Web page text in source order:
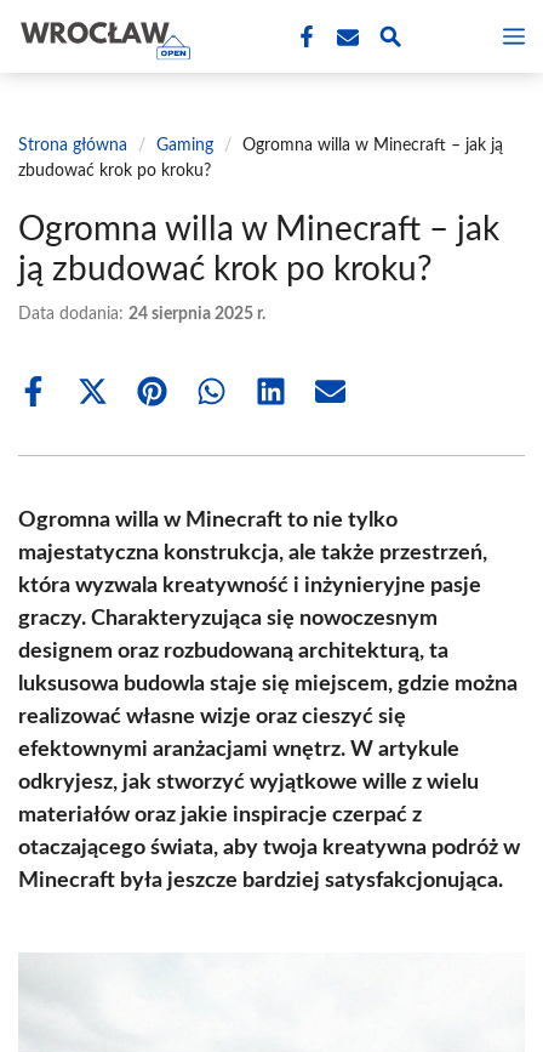
treści
Strona główna / Gaming /
Ogromna willa w Minecraft – jak ją
zbudować krok po kroku?
Ogromna willa w Minecraft – jak
ją zbudować krok po kroku?
Data dodania: 24 sierpnia 2025 r.
Share
Share
(Twitter)
Share Share Share Share
Ogromna willa w Minecraft to nie tylko
majestatyczna konstrukcja, ale także przestrzeń,
która wyzwala kreatywność i inżynieryjne pasje
graczy. Charakteryzująca się nowoczesnym
designem oraz rozbudowaną architekturą, ta
luksusowa budowla staje się miejscem, gdzie można
realizować własne wizje oraz cieszyć się
efektownymi aranżacjami wnętrz. W artykule
odkryjesz, jak stworzyć wyjątkowe wille z wielu
materiałów oraz jakie inspiracje czerpać z
otaczającego świata, aby twoja kreatywna podróż w
Minecraft była jeszcze bardziej satysfakcjonująca.